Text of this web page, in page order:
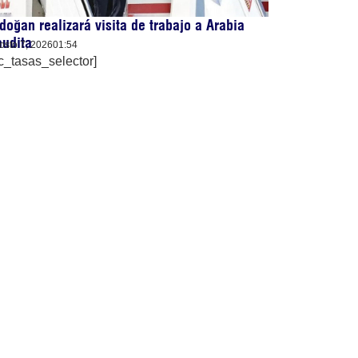
realizará visita de trabajo a Arabia
7, 202601:54